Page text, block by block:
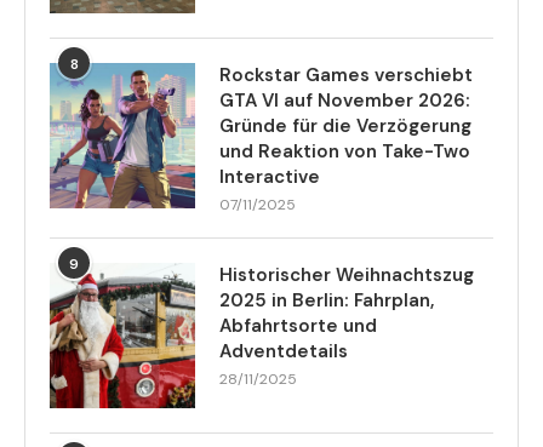
8
Rockstar Games verschiebt
GTA VI auf November 2026:
Gründe für die Verzögerung
und Reaktion von Take-Two
Interactive
07/11/2025
9
Historischer Weihnachtszug
2025 in Berlin: Fahrplan,
Abfahrtsorte und
Adventdetails
28/11/2025